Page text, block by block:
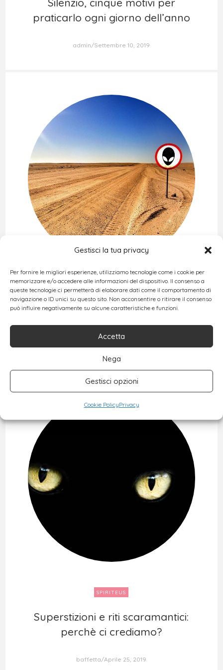
Gestisci la tua privacy
Per fornire le migliori esperienze, utilizziamo tecnologie come i cookie per
memorizzare e/o accedere alle informazioni del dispositivo. Il consenso a
queste tecnologie ci permetterà di elaborare dati come il comportamento di
navigazione o ID unici su questo sito. Non acconsentire o ritirare il consenso
può influire negativamente su alcune caratteristiche e funzioni.
Accetta
Nega
Gestisci opzioni
Cookie PolicyPrivacy
praticarlo ogni giorno dell’anno
praticarlo ogni giorno dell’anno
admin Settembre 10, 2019
SPIRITEUS
alieni
alieni
Aprile 29, 2019
SPIRITEUS
Superstizioni e riti scaramantici:
perchè ci crediamo?
Superstizioni e riti scaramantici:
perchè ci crediamo?
baffetta Aprile 25, 2019